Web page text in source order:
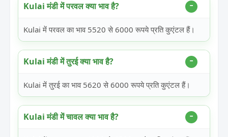
Kulai मंडी में परवल क्या भाव है?
Kulai में परवल का भाव 5520 से 6000 रूपये प्रति कुएंटल हैं।
Kulai मंडी में तुरई क्या भाव है?
Kulai में तुरई का भाव 5620 से 6000 रूपये प्रति कुएंटल हैं।
Kulai मंडी में चावल क्या भाव है?